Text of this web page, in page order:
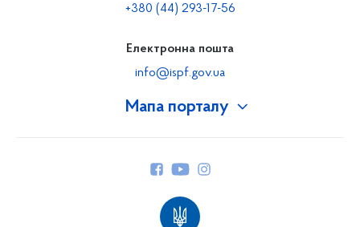
Мапа порталу
+380 (44) 293-17-56
Електронна пошта
info@ispf.gov.ua